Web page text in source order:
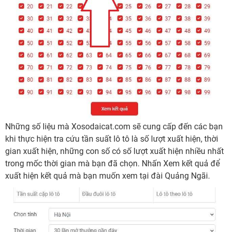
Những số liệu mà Xosodaicat.com sẽ cung cấp đến các bạn
khi thực hiện tra cứu tần suất lô tô là số lượt xuất hiện, thời
gian xuất hiện, những con số có số lượt xuất hiện nhiều nhất
trong mốc thời gian mà bạn đã chọn. Nhấn Xem kết quả để
xuất hiện kết quả mà bạn muốn xem tại đài Quảng Ngãi.